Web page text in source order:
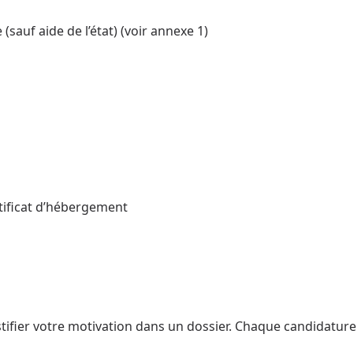
aide de l’état) (voir annexe 1)
d’hébergement
votre motivation dans un dossier. Chaque candidature